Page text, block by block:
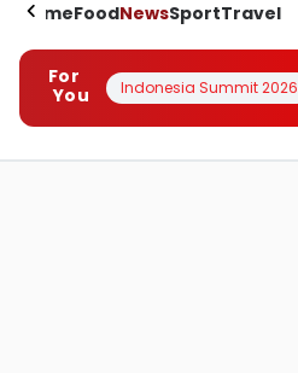
HomeFoodNewsSportTravel
For
You
Indonesia Summit 2026